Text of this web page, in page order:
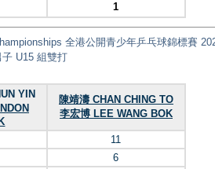
1
全港公開青少年乒乓球錦標賽
U15 組雙打
YIN
陳靖濤 CHAN CHING TO
李宏博 LEE WANG BOK
11
6